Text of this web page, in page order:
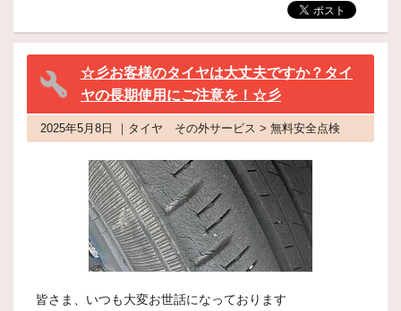
☆彡お客様のタイヤは大丈夫ですか？タイ
ヤの長期使用にご注意を！☆彡
2025年5月8日 ｜タイヤ その外サービス > 無料安全点検
皆さま、いつも大変お世話になっております